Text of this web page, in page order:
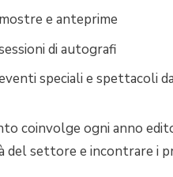
mostre e anteprime
di autografi
speciali e spettacoli
coinvolge ogni anno
del settore e incontrare i